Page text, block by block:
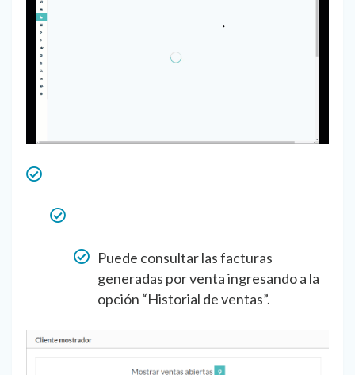
Puede consultar las facturas
generadas por venta ingresando a la
opción “Historial de ventas”.